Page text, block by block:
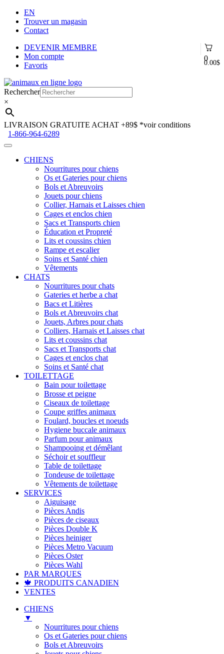
EN
Trouver un magasin
Contact
0
0.00$
DEVENIR MEMBRE
Mon compte
Favoris
Aller
à
la
navigation
Aller
au
contenu
Rechercher
×
LIVRAISON GRATUITE ACHAT +89$ *voir conditions
1-866-964-6289
CHIENS
Nourritures pour chiens
Os et Gateries pour chiens
Bols et Abreuvoirs
Jouets pour chiens
Collier, Harnais et Laisses chien
Cages et enclos chien
Sacs et Transports chien
Éducation et Propreté
Lits et coussins chien
Rampe et escalier
Soins et Santé chien
Vêtements
CHATS
Nourritures pour chats
Gateries et herbe a chat
Bacs et Litières
Bols et Abreuvoirs chat
Jouets, Arbres pour chats
Colliers, Harnais et Laisses chat
Lits et coussins chat
Sacs et Transports chat
Cages et enclos chat
Soins et Santé chat
TOILETTAGE
Bain pour toilettage
Brosse et peigne
Ciseaux de toilettage
Coupe griffes animaux
Foulard, boucles et noeuds
Hygiene buccale animaux
Parfum pour animaux
Shampooing et démêlant
Séchoir et souffleur
Table de toilettage
Tondeuse de toilettage
Vêtements de toilettage
SERVICES
Aiguisage
Pièces Andis
Pièces de ciseaux
Pièces Double K
Pièces heiniger
Pièces Metro Vacuum
Pièces Oster
Pièces Wahl
PAR MARQUES
🍁 PRODUITS CANADIEN
VENTES
CHIENS
▼
Nourritures pour chiens
Os et Gateries pour chiens
Bols et Abreuvoirs